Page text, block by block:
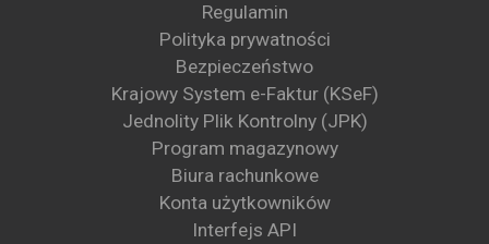
Regulamin
Polityka prywatności
Bezpieczeństwo
Krajowy System e-Faktur (KSeF)
Jednolity Plik Kontrolny (JPK)
Program magazynowy
Biura rachunkowe
Konta użytkowników
Interfejs API